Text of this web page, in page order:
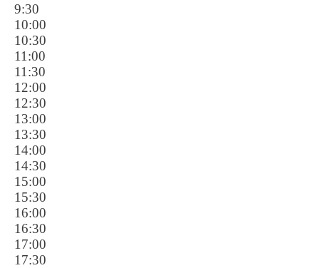
9:30
10:00
10:30
11:00
11:30
12:00
12:30
13:00
13:30
14:00
14:30
15:00
15:30
16:00
16:30
17:00
17:30